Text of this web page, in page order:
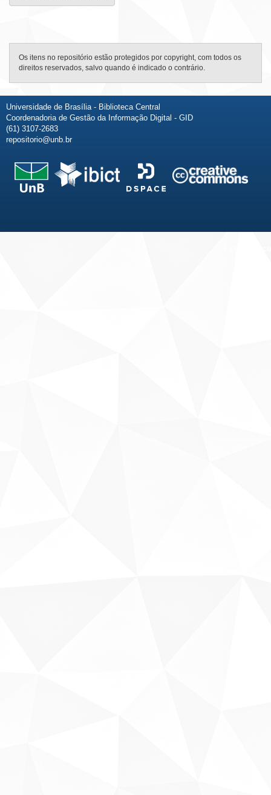
Os itens no repositório estão protegidos por copyright, com todos os
direitos reservados, salvo quando é indicado o contrário.
Universidade de Brasília - Biblioteca Central
Coordenadoria de Gestão da Informação Digital - GID
(61) 3107-2683
repositorio@unb.br